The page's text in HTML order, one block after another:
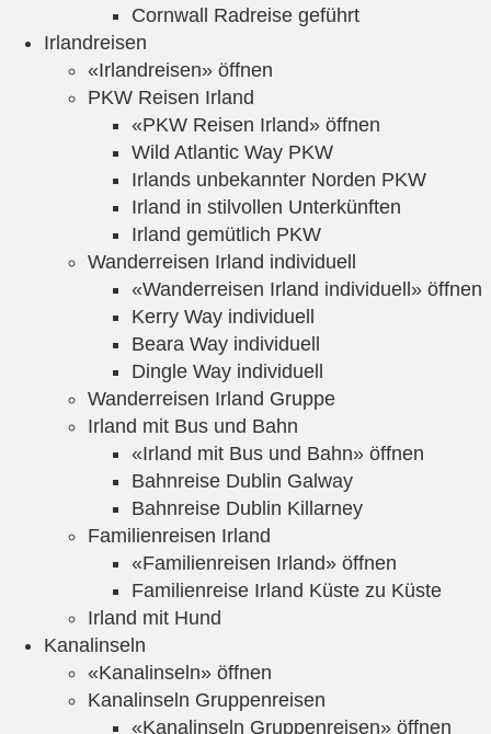
Cornwall Radreise geführt
Irlandreisen
«Irlandreisen» öffnen
PKW Reisen Irland
«PKW Reisen Irland» öffnen
Wild Atlantic Way PKW
Irlands unbekannter Norden PKW
Irland in stilvollen Unterkünften
Irland gemütlich PKW
Wanderreisen Irland individuell
«Wanderreisen Irland individuell» öffnen
Kerry Way individuell
Beara Way individuell
Dingle Way individuell
Wanderreisen Irland Gruppe
Irland mit Bus und Bahn
«Irland mit Bus und Bahn» öffnen
Bahnreise Dublin Galway
Bahnreise Dublin Killarney
Familienreisen Irland
«Familienreisen Irland» öffnen
Familienreise Irland Küste zu Küste
Irland mit Hund
Kanalinseln
«Kanalinseln» öffnen
Kanalinseln Gruppenreisen
«Kanalinseln Gruppenreisen» öffnen